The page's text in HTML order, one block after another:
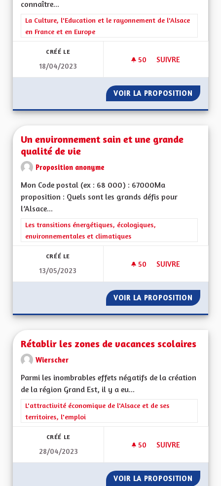
connaître...
Filtrer les résultats de la catégorie : La Culture, l'Education et
La Culture, l'Education et le rayonnement de l'Alsace
en France et en Europe
CRÉÉ LE
18/04/2023
50 50 ABONNÉS
SUIVRE
VOIR LA PROPOSITION
Un environnement sain et une grande
qualité de vie
Proposition anonyme
Mon Code postal (ex : 68 000) : 67000Ma
proposition : Quels sont les grands défis pour
l’Alsace...
Filtrer les résultats de la catégorie : Les transitions
Les transitions énergétiques, écologiques,
environnementales et climatiques
CRÉÉ LE
13/05/2023
50 50 ABONNÉS
SUIVRE
VOIR LA PROPOSITION UN
Rétablir les zones de vacances scolaires
Wierscher
Parmi les inombrables effets négatifs de la création
de la région Grand Est, il y a eu...
Filtrer les résultats de la catégorie : L'attractivité
L'attractivité économique de l'Alsace et de ses
territoires, l'emploi
CRÉÉ LE
28/04/2023
50 50 ABONNÉS
SUIVRE
VOIR LA PROPOSITION